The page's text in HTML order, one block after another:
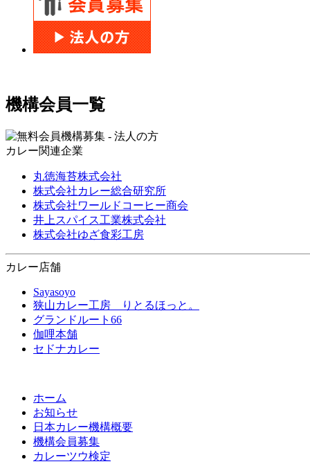
機構会員一覧
カレー関連企業
丸徳海苔株式会社
株式会社カレー総合研究所
株式会社ワールドコーヒー商会
井上スパイス工業株式会社
株式会社ゆざ食彩工房
カレー店舗
Sayasoyo
狭山カレー工房 りとるほっと。
グランドルート66
伽哩本舗
セドナカレー
ホーム
お知らせ
日本カレー機構概要
機構会員募集
カレーツウ検定